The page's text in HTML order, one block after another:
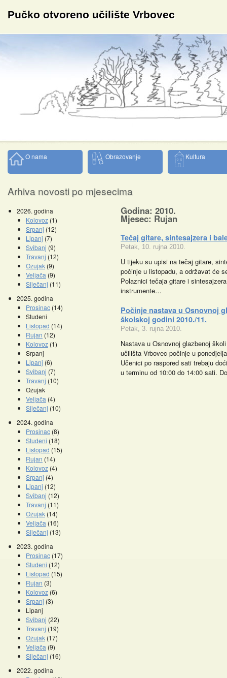
Pučko otvoreno učilište Vrbovec
O nama Obrazovanje Kultura
Arhiva novosti po mjesecima
2026. godina
Kolovoz (1)
Srpanj (12)
Lipanj (7)
Svibanj (9)
Travanj (12)
Ožujak (9)
Veljača (9)
Siječanj (11)
2025. godina
Prosinac (14)
Studeni
Listopad (14)
Rujan (12)
Kolovoz (1)
Srpanj
Lipanj (6)
Svibanj (7)
Travanj (10)
Ožujak
Veljača (4)
Siječanj (10)
2024. godina
Prosinac (8)
Studeni (18)
Listopad (15)
Rujan (14)
Kolovoz (4)
Srpanj (4)
Lipanj (12)
Svibanj (12)
Travanj (11)
Ožujak (14)
Veljača (16)
Siječanj (13)
2023. godina
Prosinac (17)
Studeni (12)
Listopad (15)
Rujan (3)
Kolovoz (6)
Srpanj (3)
Lipanj
Svibanj (22)
Travanj (19)
Ožujak (17)
Veljača (9)
Siječanj (16)
2022. godina
Godina: 2010.
Mjesec: Rujan
Tečaj gitare, sintesajzera i
Petak, 10. rujna 2010.
U tijeku su upisi na tečaj gitare,
počinje u listopadu, a održavat će
Polaznici tečaja gitare i
instrumente…
Počinje nastava u Osnovnoj
školskoj godini 2010./11.
Petak, 3. rujna 2010.
Nastava u Osnovnoj glazbenoj
učilišta Vrbovec počinje u
Učenici po raspored sati trebaju
u terminu od 10:00 do 14:00 sati.
Promocije knjiga